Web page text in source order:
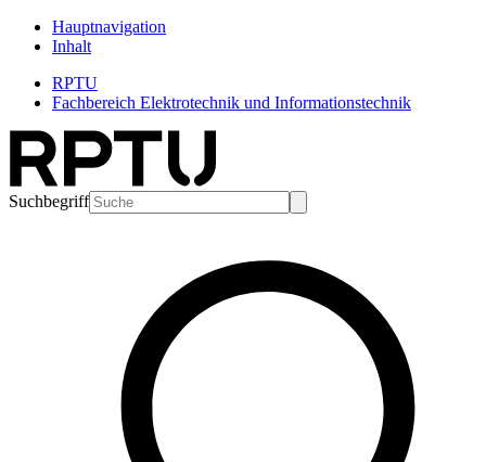
Hauptnavigation
Inhalt
RPTU
Fachbereich Elektrotechnik und Informationstechnik
Suchbegriff